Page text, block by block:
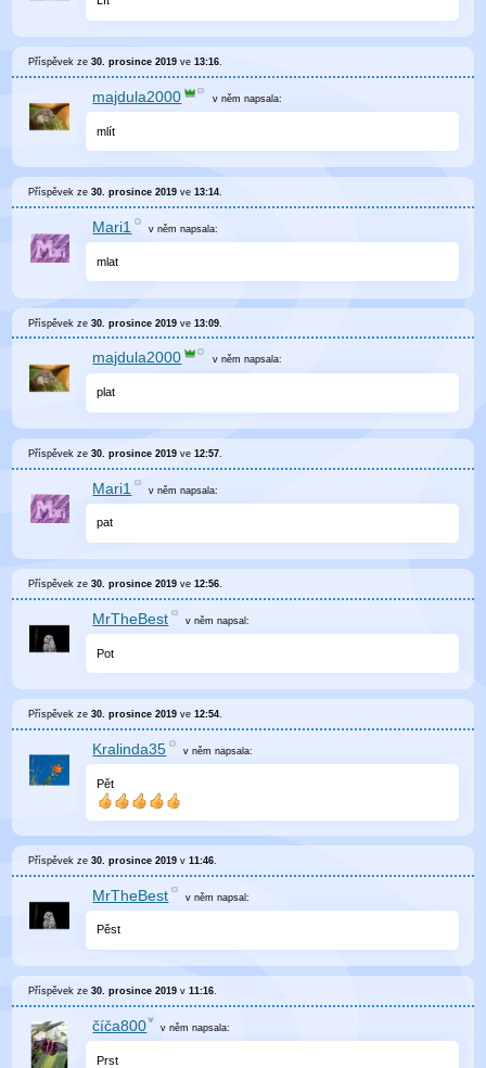
Příspěvek ze30. prosince 2019 ve13:16.
majdula2000 v něm napsala:
mlít
Příspěvek ze30. prosince 2019 ve13:14.
Mari1 v němnapsala:
mlat
Příspěvek ze30. prosince 2019 ve13:09
majdula2000 v něm napsala:
plat
Příspěvek ze30. prosince 2019 ve12:57
Mari1 v němnapsala:
pat
Příspěvek ze30. prosince 2019 ve12:56.
MrTheBest v němnapsal:
Pot
Příspěvek ze30. prosince 2019 ve12:54.
Kralinda35 v němnapsala:
Pět
Příspěvek ze30. prosince 2019 v11:46
MrTheBest v němnapsal:
Pěst
Příspěvek ze30. prosince 2019 v11:16.
číča800 v něm napsala:
Prst